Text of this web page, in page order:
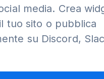
media. Crea
tuo sito o pubblica
su Discord,